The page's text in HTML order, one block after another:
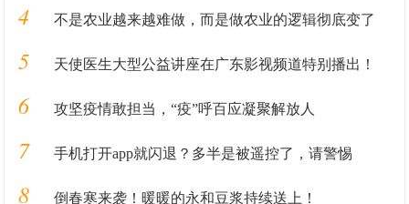
4 不是农业越来越难做，而是做农业的逻辑彻底变了
5 天使医生大型公益讲座在广东影视频道特别播出！
6 攻坚疫情敢担当，“疫”呼百应凝聚解放人
7 手机打开app就闪退？多半是被遥控了，请警惕
8 倒春寒来袭！暖暖的永和豆浆持续送上！